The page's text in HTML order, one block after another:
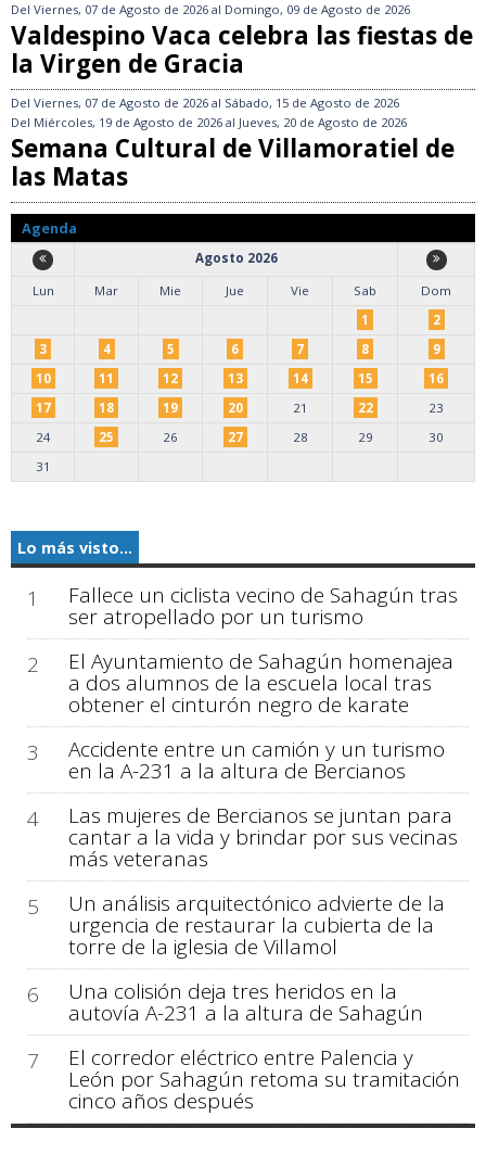
Del Viernes, 07 de Agosto de 2026 al Domingo, 09 de Agosto de 2026
Valdespino Vaca celebra las fiestas de
la Virgen de Gracia
Del Viernes, 07 de Agosto de 2026 al Sábado, 15 de Agosto de 2026
Del Miércoles, 19 de Agosto de 2026 al Jueves, 20 de Agosto de 2026
Semana Cultural de Villamoratiel de
las Matas
Agenda
Agosto 2026
Lun
Mar Mie Jue Vie Sab
Dom
1
2
3
4 5 6 7 8
9
10
11 12 13 14 15
16
17
18 19 20 21 22
23
24
25 26 27 28 29
30
31
Lo más visto...
1 Fallece un ciclista vecino de Sahagún tras
ser atropellado por un turismo
2
El Ayuntamiento de Sahagún homenajea
a dos alumnos de la escuela local tras
obtener el cinturón negro de karate
3
Accidente entre un camión y un turismo
en la A-231 a la altura de Bercianos
4
Las mujeres de Bercianos se juntan para
cantar a la vida y brindar por sus vecinas
más veteranas
5
Un análisis arquitectónico advierte de la
urgencia de restaurar la cubierta de la
torre de la iglesia de Villamol
6
Una colisión deja tres heridos en la
autovía A-231 a la altura de Sahagún
7
El corredor eléctrico entre Palencia y
León por Sahagún retoma su tramitación
cinco años después